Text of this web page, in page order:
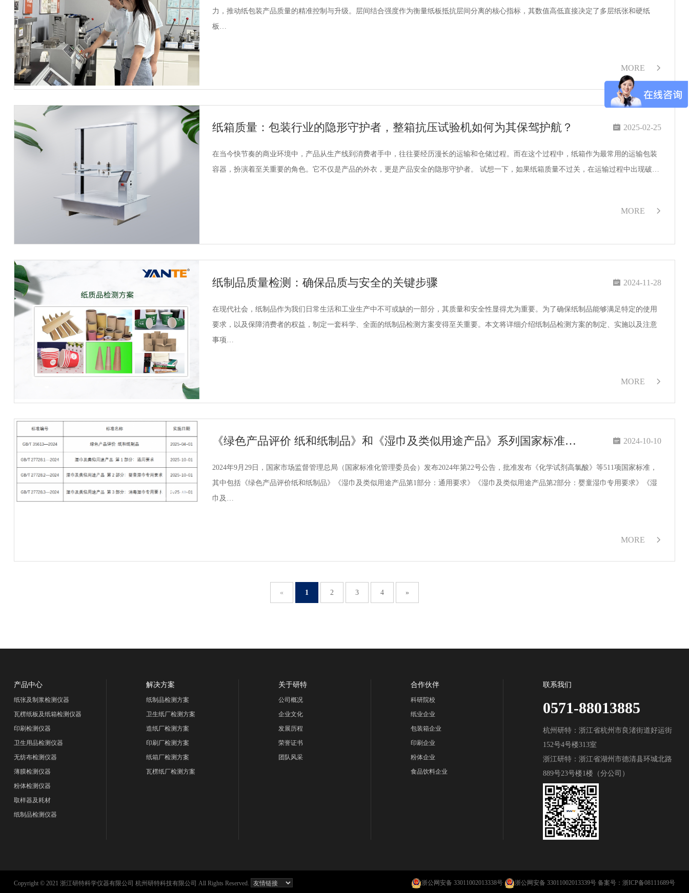
力，推动纸包装产品质量的精准控制与升级。层间结合强度作为衡量纸板抵抗层间分离的核心指标，其数值高低直接决定了多层纸张和硬纸
板…
MORE 
纸箱质量：包装行业的隐形守护者，整箱抗压试验机如何为其保驾护航？  2025-02-25
在当今快节奏的商业环境中，产品从生产线到消费者手中，往往要经历漫长的运输和仓储过程。而在这个过程中，纸箱作为最常用的运输包装
容器，扮演着至关重要的角色。它不仅是产品的外衣，更是产品安全的隐形守护者。 试想一下，如果纸箱质量不过关，在运输过程中出现破…
MORE 
纸制品质量检测：确保品质与安全的关键步骤  2024-11-28
在现代社会，纸制品作为我们日常生活和工业生产中不可或缺的一部分，其质量和安全性显得尤为重要。为了确保纸制品能够满足特定的使用
要求，以及保障消费者的权益，制定一套科学、全面的纸制品检测方案变得至关重要。本文将详细介绍纸制品检测方案的制定、实施以及注意
事项…
MORE 
《绿色产品评价 纸和纸制品》和《湿巾及类似用途产品》系列国家标准获批发布  2024-10-10
2024年9月29日，国家市场监督管理总局（国家标准化管理委员会）发布2024年第22号公告，批准发布《化学试剂高氯酸》等511项国家标准，
其中包括《绿色产品评价纸和纸制品》《湿巾及类似用途产品第1部分：通用要求》《湿巾及类似用途产品第2部分：婴童湿巾专用要求》《湿
巾及…
MORE 
« 1 2 3 4 »
产品中心
纸张及制浆检测仪器
瓦楞纸板及纸箱检测仪器
印刷检测仪器
卫生用品检测仪器
无纺布检测仪器
薄膜检测仪器
粉体检测仪器
取样器及耗材
纸制品检测仪器
解决方案
纸制品检测方案
卫生纸厂检测方案
造纸厂检测方案
印刷厂检测方案
纸箱厂检测方案
瓦楞纸厂检测方案
关于研特
公司概况
企业文化
发展历程
荣誉证书
团队风采
合作伙伴
科研院校
纸业企业
包装箱企业
印刷企业
粉体企业
食品饮料企业
联系我们
0571-88013885
杭州研特：浙江省杭州市良渚街道好运街
152号4号楼313室
浙江研特：浙江省湖州市德清县环城北路
889号23号楼1楼（分公司）
Copyright © 2021 浙江研特科学仪器有限公司 杭州研特科技有限公司 All Rights Reserved. 浙公网安备 33011002013338号 浙公网安备 33011002013339号 备案号：浙ICP备08111689号